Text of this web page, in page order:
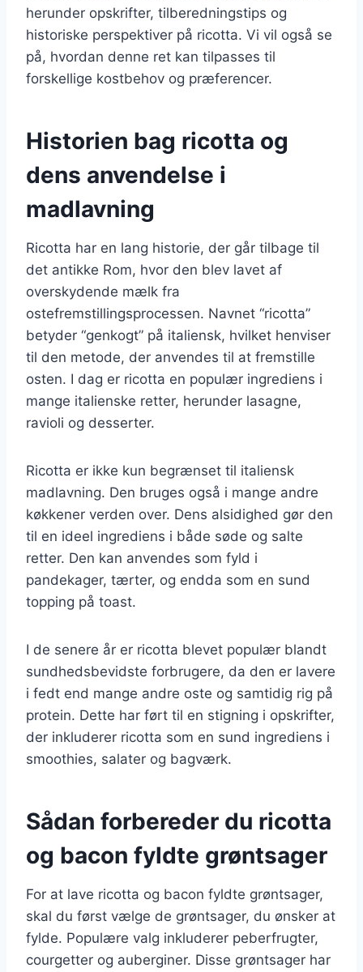
herunder opskrifter, tilberedningstips og
historiske perspektiver på ricotta. Vi vil også se
på, hvordan denne ret kan tilpasses til
forskellige kostbehov og præferencer.
Historien bag ricotta og
dens anvendelse i
madlavning
Ricotta har en lang historie, der går tilbage til
det antikke Rom, hvor den blev lavet af
overskydende mælk fra
ostefremstillingsprocessen. Navnet “ricotta”
betyder “genkogt” på italiensk, hvilket henviser
til den metode, der anvendes til at fremstille
osten. I dag er ricotta en populær ingrediens i
mange italienske retter, herunder lasagne,
ravioli og desserter.
Ricotta er ikke kun begrænset til italiensk
madlavning. Den bruges også i mange andre
køkkener verden over. Dens alsidighed gør den
til en ideel ingrediens i både søde og salte
retter. Den kan anvendes som fyld i
pandekager, tærter, og endda som en sund
topping på toast.
I de senere år er ricotta blevet populær blandt
sundhedsbevidste forbrugere, da den er lavere
i fedt end mange andre oste og samtidig rig på
protein. Dette har ført til en stigning i opskrifter,
der inkluderer ricotta som en sund ingrediens i
smoothies, salater og bagværk.
Sådan forbereder du ricotta
og bacon fyldte grøntsager
For at lave ricotta og bacon fyldte grøntsager,
skal du først vælge de grøntsager, du ønsker at
fylde. Populære valg inkluderer peberfrugter,
courgetter og auberginer. Disse grøntsager har